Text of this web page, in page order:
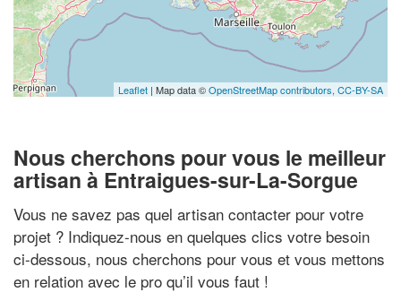
Leaflet | Map data ©OpenStreetMap contributors, CC-BY-SA
Nous cherchons pour vous le meilleur
artisan à Entraigues-sur-La-Sorgue
Vous ne savez pas quel artisan contacter pour votre
projet ? Indiquez-nous en quelques clics votre besoin
ci-dessous, nous cherchons pour vous et vous mettons
en relation avec le pro qu’il vous faut !